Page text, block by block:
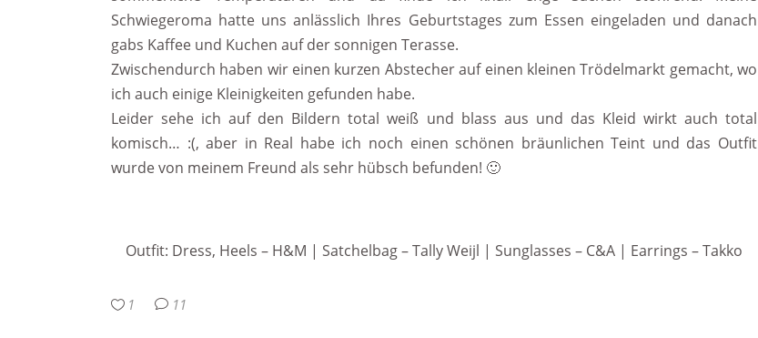
Schwiegeroma hatte uns anlässlich Ihres Geburtstages zum Essen eingeladen und danach
gabs Kaffee und Kuchen auf der sonnigen Terasse.
Zwischendurch haben wir einen kurzen Abstecher auf einen kleinen Trödelmarkt gemacht, wo
ich auch einige Kleinigkeiten gefunden habe.
Leider sehe ich auf den Bildern total weiß und blass aus und das Kleid wirkt auch total
komisch… :(, aber in Real habe ich noch einen schönen bräunlichen Teint und das Outfit
wurde von meinem Freund als sehr hübsch befunden! 🙂
Outfit: Dress, Heels – H&M | Satchelbag – Tally Weijl | Sunglasses – C&A | Earrings – Takko
1 11